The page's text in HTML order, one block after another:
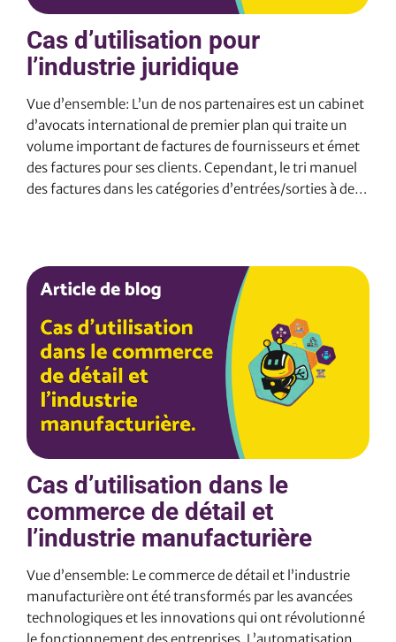
Cas d’utilisation pour
l’industrie juridique
Vue d’ensemble: L’un de nos partenaires est un cabinet
d’avocats international de premier plan qui traite un
volume important de factures de fournisseurs et émet
des factures pour ses clients. Cependant, le tri manuel
des factures dans les catégories d’entrées/sorties à des
pour automatiser ce processus en utilisant Power
Automate, un service basé sur le cloud qui permet la
création de flux de travail automatisés entre les
applications et les services. 2. La solution: Notre…
Cas d’utilisation dans le
commerce de détail et
l’industrie manufacturière
Vue d’ensemble: Le commerce de détail et l’industrie
manufacturière ont été transformés par les avancées
technologiques et les innovations qui ont révolutionné